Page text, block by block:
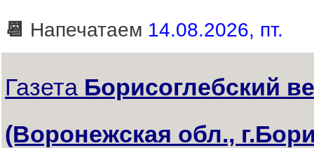
📆 Напечатаем 14.08.2026, пт.
Газета Борисоглебский
(Воронежская обл.,